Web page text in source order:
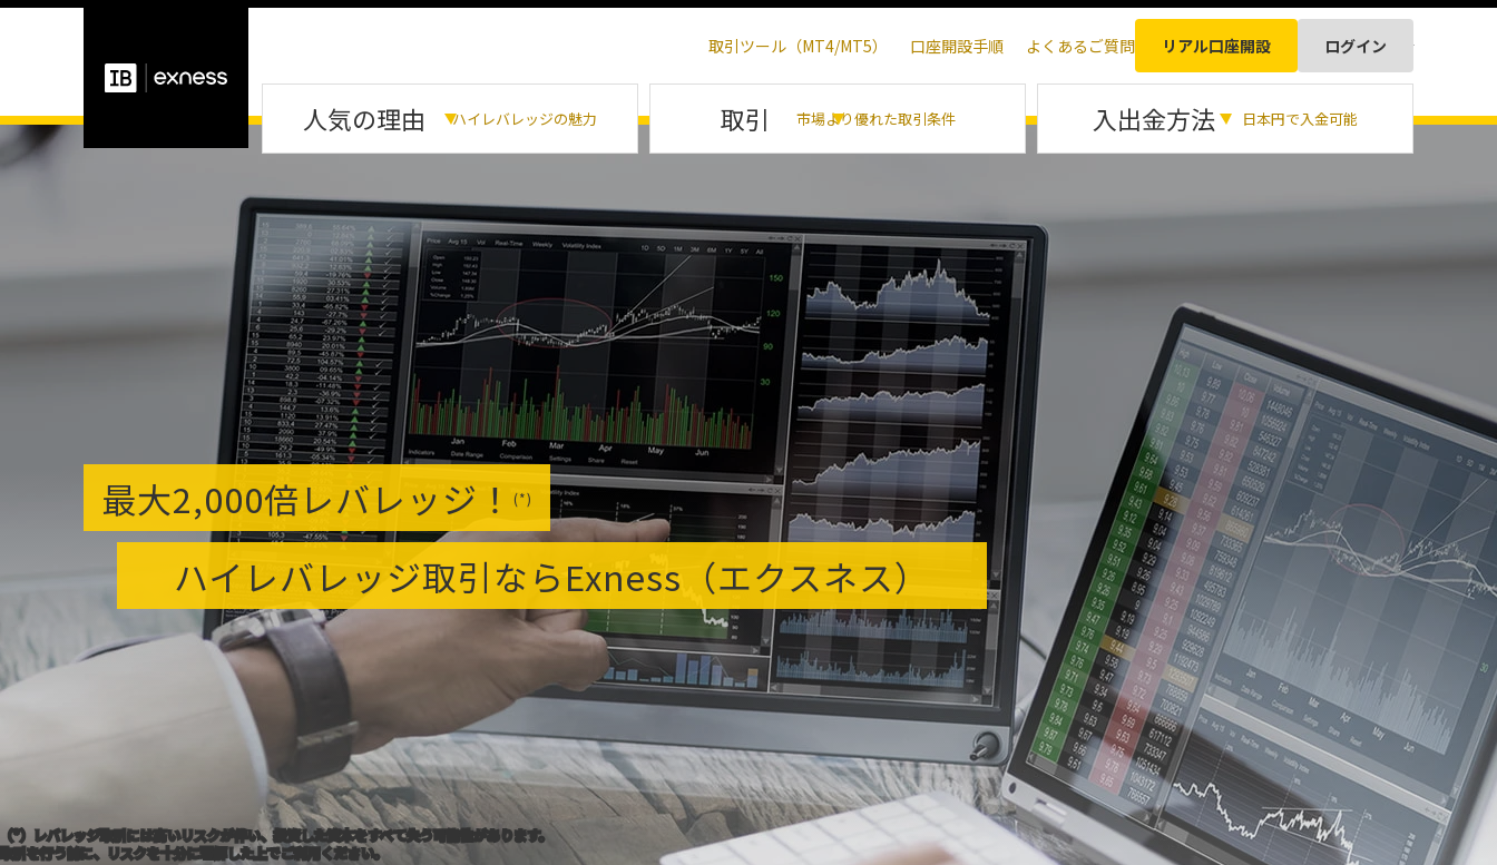
日本語
取引ツール（MT4/MT5） 口座開設手順 よくあるご質問 リアル口座開設 ログイン
人気の理由 ハイレバレッジの魅力 取引 市場より優れた取引条件 入出金方法 日本円で入金可能
最大2,000倍レバレッジ！ (*)
ハイレバレッジ取引ならExness（エクスネス）
（*）レバレッジ取引には高いリスクが伴い、投資した資本をすべて失う可能性があります。
取引を行う前に、リスクを十分に理解した上でご利用ください。